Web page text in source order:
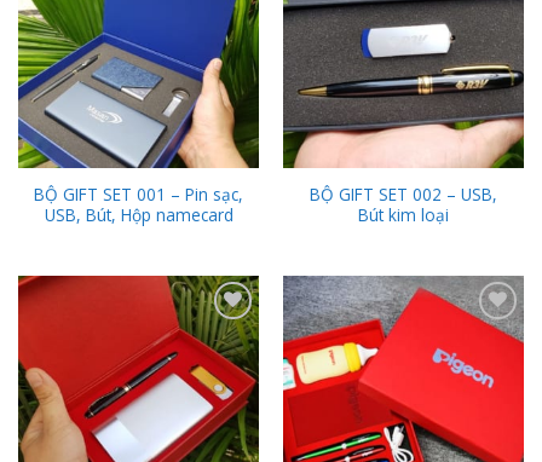
Wishlist
BỘ GIFT SET 001 – Pin sạc,
USB, Bút, Hộp namecard
Wishlist
BỘ GIFT SET 002 – USB,
Bút kim loại
Add to
Wishlist
Add to